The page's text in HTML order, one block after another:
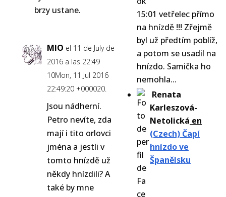
15:01 vetřelec přímo
na hnízdě !!! Zřejmě
byl už předtím poblíž,
a potom se usadil na
hnízdo. Samička ho
nemohla...
Renata
Karleszová-
Netolická en
(Czech) Čapí
hnízdo ve
Španělsku
brzy ustane.
MIO el 11 de July de
2016 a las 22:49
10Mon, 11 Jul 2016
22:49:20 +000020.
Jsou nádherní.
Petro nevíte, zda
mají i tito orlovci
jména a jestli v
tomto hnízdě už
někdy hnízdili? A
také by mne